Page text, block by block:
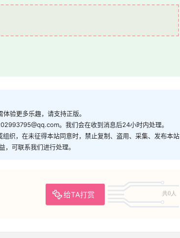
验更多乐趣，请支持正版。
。我们会在收到消息后24小时内处理。
织，在未征得本站同意时，禁止复制、盗用、采集、发布本站
可联系我们进行处理。
给TA打赏 共0人